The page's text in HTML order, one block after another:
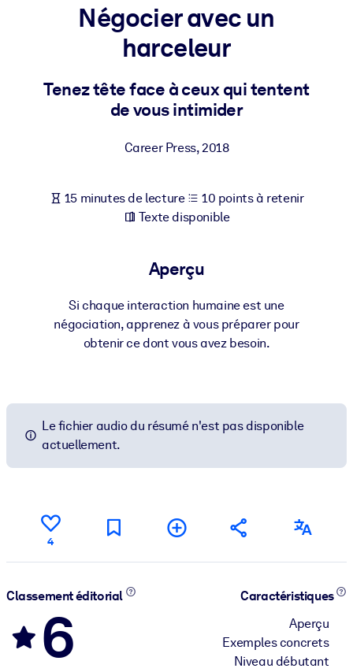
Intégrez des connaissances vérifiées et concises dans votre
LMS/LXP pour de meilleurs résultats d'apprentissage.
Pour bibliothèques d'entreprise
Pour les systèmes d’IA
structurées pour améliorer les résultats.
Négocier avec un
harceleur
Tenez tête face à ceux qui tentent
de vous intimider
Career Press,2018
15 minutes de lecture
10 points à retenir
Texte disponible
Aperçu
Si chaque interaction humaine est une
négociation, apprenez à vous préparer pour
obtenir ce dont vous avez besoin.
Le fichier audio du résumé n'est pas disponible
actuellement.
4
Classement éditorial
6
Caractéristiques
Aperçu
Exemples concrets
Niveau débutant